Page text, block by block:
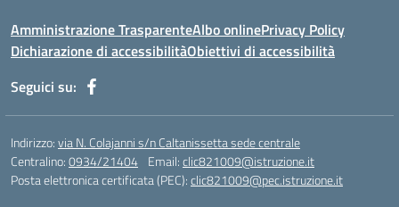
https://irgap.unistra.fr/
https://jebma.loupiasconference.org
https://promo.rockbowl.com.br/
https://coronginformasi.com/
https://bellatorequestrian.co.id/
https://trafficbuilder.biz/
https://training.messring.de/
https://run.brainybunch.com/
Amministrazione TrasparenteAlbo onlinePrivacy Policy
Dichiarazione di accessibilitàObiettivi di accessibilità
Seguici su:
Indirizzo:via N. Colajanni s/n Caltanissetta sede centrale
Centralino:0934/21404 Email:clic821009@istruzione.it
Posta elettronica certificata (PEC):clic821009@pec.istruzione.it